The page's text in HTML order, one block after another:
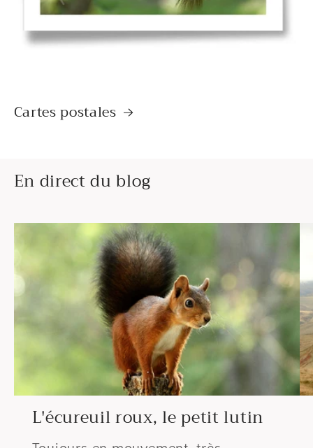
Cartes postales
En direct du blog
L'écureuil roux, le petit lutin